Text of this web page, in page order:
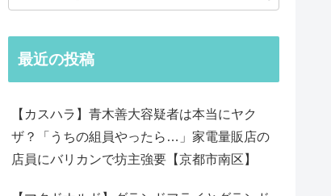
最近の投稿
【カスハラ】青木善大容疑者は本当にヤク
ザ？「うちの組員やったら…」家電量販店の
店員にバリカンで坊主強要【京都市南区】